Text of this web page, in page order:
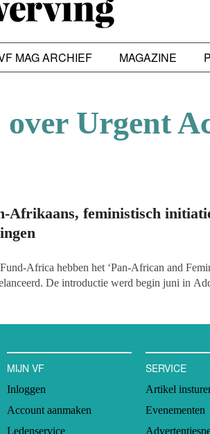
MAG ARCHIEF MAGAZINE
Urgent
Afrikaans, feministisch
Africa hebben het ‘Pan-African and
De introductie werd begin juni in
MIJN VF
Inloggen
Account aanmaken
Ledenservice
SERVICE
Artikel
Evenementen